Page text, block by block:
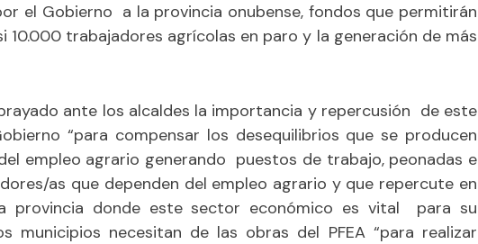
el Gobierno a la provincia onubense, fondos que permitirán
10.000 trabajadores agrícolas en paro y la generación de más
ante los alcaldes la importancia y repercusión de este
“para compensar los desequilibrios que se producen
empleo agrario generando puestos de trabajo, peonadas e
as que dependen del empleo agrario y que repercute en
provincia donde este sector económico es vital para su
municipios necesitan de las obras del PFEA “para realizar